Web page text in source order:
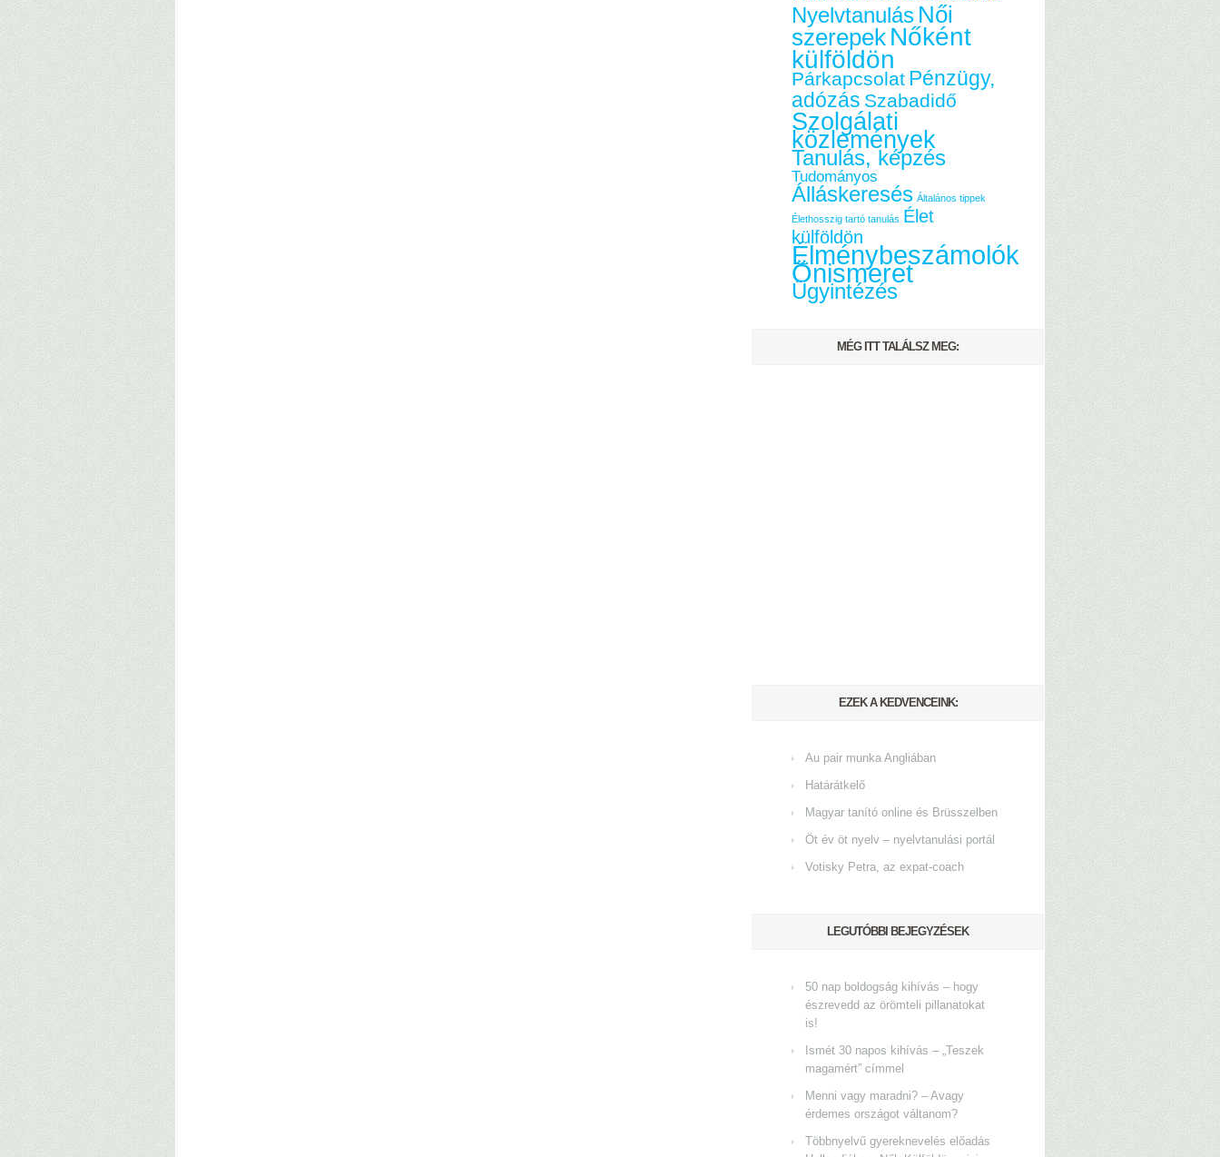
Nyelvtanulás Női
szerepek Nőként
külföldön
Párkapcsolat Pénzügy,
adózás Szabadidő
Szolgálati
közlemények
Tanulás, képzés
Tudományos
Álláskeresés Általános tippek
Élethosszig tartó tanulás Élet
külföldön
Élménybeszámolók
Önismeret
Ügyintézés
MÉG ITT TALÁLSZ MEG:
EZEK A KEDVENCEINK:
Au pair munka Angliában
Határátkelő
Magyar tanító online és Brüsszelben
Öt év öt nyelv – nyelvtanulási portál
Votisky Petra, az expat-coach
LEGUTÓBBI BEJEGYZÉSEK
50 nap boldogság kihívás – hogy
észrevedd az örömteli pillanatokat
is!
Ismét 30 napos kihívás – „Teszek
magamért” címmel
Menni vagy maradni? – Avagy
érdemes országot váltanom?
Többnyelvű gyereknevelés előadás